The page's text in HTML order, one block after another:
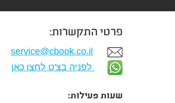
פרטי התקשרות:
service@cbook.co.il
לפניה בצ'ט לחצו כאן
שעות פעילות: